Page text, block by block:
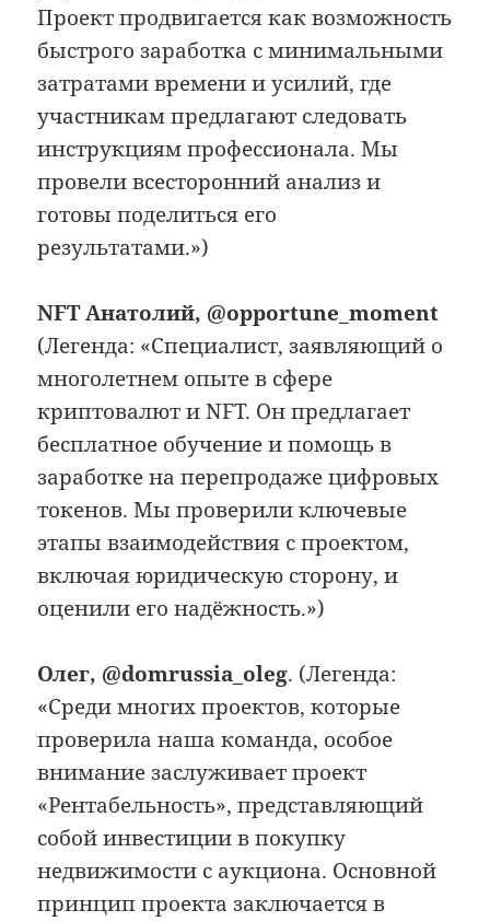
Проект продвигается как возможность
быстрого заработка с минимальными
затратами времени и усилий, где
участникам предлагают следовать
инструкциям профессионала. Мы
провели всесторонний анализ и
готовы поделиться его
результатами.»)
NFT Анатолий, @opportune_moment
(Легенда: «Специалист, заявляющий о
многолетнем опыте в сфере
криптовалют и NFT. Он предлагает
бесплатное обучение и помощь в
заработке на перепродаже цифровых
токенов. Мы проверили ключевые
этапы взаимодействия с проектом,
включая юридическую сторону, и
оценили его надёжность.»)
Олег, @domrussia_oleg. (Легенда:
«Среди многих проектов, которые
проверила наша команда, особое
внимание заслуживает проект
«Рентабельность», представляющий
собой инвестиции в покупку
недвижимости с аукциона. Основной
принцип проекта заключается в